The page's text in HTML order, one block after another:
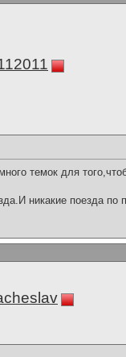
темок для
никакие поезда по